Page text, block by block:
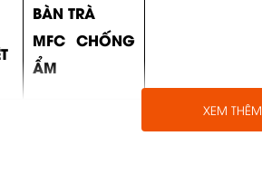
BÀN TRÀ
MFC CHỐNG
ẨM
XEM THÊM